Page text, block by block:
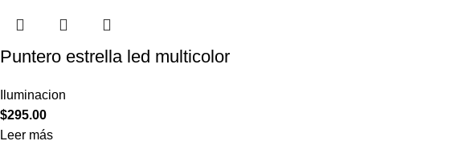
Puntero estrella led multicolor
Iluminacion
$295.00
Leer más